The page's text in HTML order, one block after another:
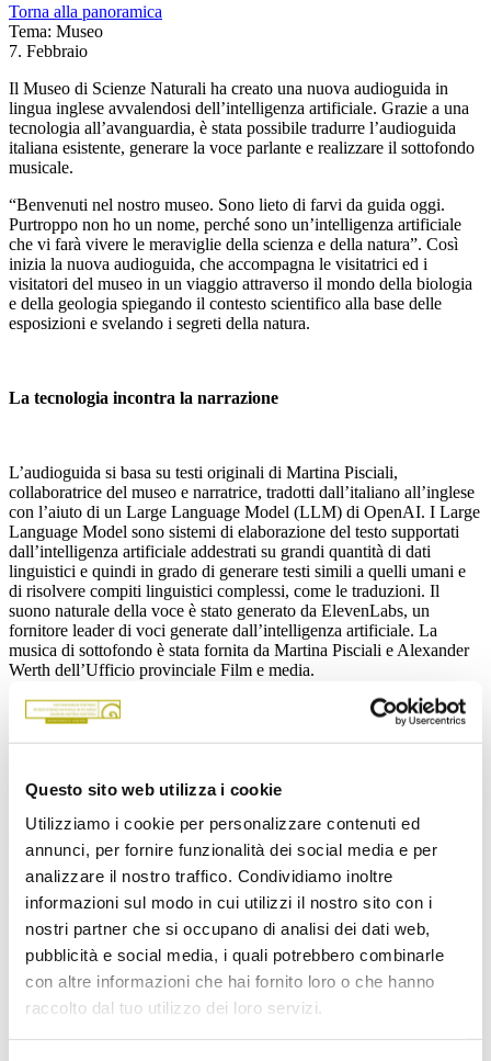
Questo sito web utilizza i cookie
Utilizziamo i cookie per personalizzare contenuti ed
annunci, per fornire funzionalità dei social media e per
analizzare il nostro traffico. Condividiamo inoltre
informazioni sul modo in cui utilizzi il nostro sito con i
nostri partner che si occupano di analisi dei dati web,
pubblicità e social media, i quali potrebbero combinarle
con altre informazioni che hai fornito loro o che hanno
raccolto dal tuo utilizzo dei loro servizi.
Torna alla panoramica
Tema: Museo
7. Febbraio
Il Museo di Scienze Naturali ha creato una nuova audioguida in
lingua inglese avvalendosi dell’intelligenza artificiale. Grazie a una
tecnologia all’avanguardia, è stata possibile tradurre l’audioguida
italiana esistente, generare la voce parlante e realizzare il sottofondo
musicale.
“Benvenuti nel nostro museo. Sono lieto di farvi da guida oggi.
Purtroppo non ho un nome, perché sono un’intelligenza artificiale
che vi farà vivere le meraviglie della scienza e della natura”. Così
inizia la nuova audioguida, che accompagna le visitatrici ed i
visitatori del museo in un viaggio attraverso il mondo della biologia
e della geologia spiegando il contesto scientifico alla base delle
esposizioni e svelando i segreti della natura.
La tecnologia incontra la narrazione
L’audioguida si basa su testi originali di Martina Pisciali,
collaboratrice del museo e narratrice, tradotti dall’italiano all’inglese
con l’aiuto di un Large Language Model (LLM) di OpenAI. I Large
Language Model sono sistemi di elaborazione del testo supportati
dall’intelligenza artificiale addestrati su grandi quantità di dati
linguistici e quindi in grado di generare testi simili a quelli umani e
di risolvere compiti linguistici complessi, come le traduzioni. Il
suono naturale della voce è stato generato da ElevenLabs, un
fornitore leader di voci generate dall’intelligenza artificiale. La
musica di sottofondo è stata fornita da Martina Pisciali e Alexander
Werth dell’Ufficio provinciale Film e media.
Dalla mostra bilingue alla comunicazione multilingue
25 anni fa, l’esposizione permanente del museo era accompagnata
solo da testi tedeschi e italiani. A causa della crescente
internazionalizzazione del pubblico, però, si è reso necessario
rendere accessibili i contenuti della mostra a persone che parlano
altre lingue. In precedenza ciò era reso possibile da un opuscolo in
inglese che rende la visita al museo più interattiva e informativa.
Guida virtuale del museo